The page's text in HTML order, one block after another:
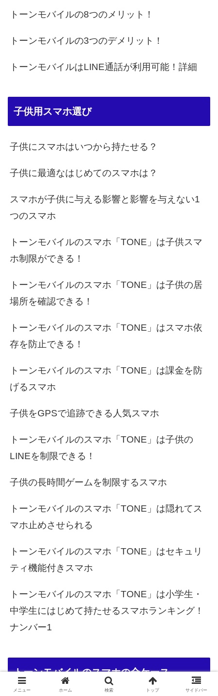
トーンモバイルの8つのメリット！
トーンモバイルの3つのデメリット！
トーンモバイルはLINE通話が利用可能！詳細
子供用スマホ選び
子供にスマホはいつから持たせる？
子供に最適なはじめてのスマホは？
スマホが子供に与える影響と影響を与えない1
つのスマホ
トーンモバイルのスマホ「TONE」は子供スマ
ホ制限ができる！
トーンモバイルのスマホ「TONE」は子供の居
場所を確認できる！
トーンモバイルのスマホ「TONE」はスマホ依
存を防止できる！
トーンモバイルのスマホ「TONE」は課金を防
げるスマホ
子供をGPSで追跡できる人気スマホ
トーンモバイルのスマホ「TONE」は子供の
LINEを制限できる！
子供の長時間ゲームを制限するスマホ
トーンモバイルのスマホ「TONE」は隠れてス
マホ止めさせられる
トーンモバイルのスマホ「TONE」はセキュリ
ティ機能付きスマホ
トーンモバイルのスマホ「TONE」は小学生・
中学生にはじめて持たせるスマホランキング！
ナンバー1
トーンモバイルのスマホの全ケース
メニュー ホーム 検索 トップ サイドバー